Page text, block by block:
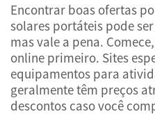
Encontrar boas ofertas
solares portáteis pode
mas vale a pena.
online primeiro. Sites
equipamentos para
geralmente têm preços
descontos caso você